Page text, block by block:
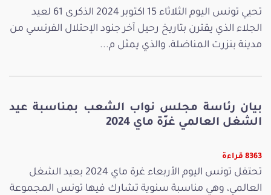
تحيي تونس اليوم الثلاثاء 15 اكتوبر 2024 الذكرى 61 لعيد
الجلاء الذي يقترن بتاريخ رحيل آخر جنود الإحتلال الفرنسي من
مدينة بنزرت المناضلة، والذي يمثل م...
بيان رئاسة مجلس نواب الشعب بمناسبة عيد
الشغل العالمي غرّة ماي 2024
8363 قراءة
تحتفل تونس اليوم الأربعاء غرة ماي 2024 بعيد الشغل
العالمي، وهي مناسبة سنوية تشارك فيها تونس المجموعة